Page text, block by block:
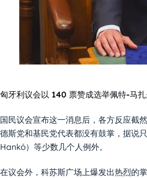
匈牙利议会以 140 票赞成选举佩特-马
国民议会宣布这一消息后，各方反应截
德斯党和基民党代表都没有鼓掌，据说
Hankó）等少数几个人例外。
在议会外，科苏斯广场上爆发出热烈的